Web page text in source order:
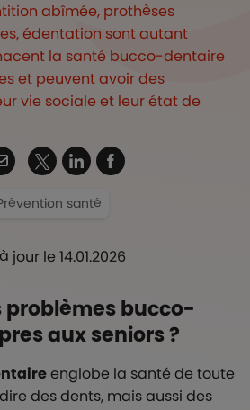
abîmée, prothèses
édentation sont autant
la santé bucco-dentaire
et peuvent avoir des
vie sociale et leur état de
jour le 14.01.2026
santé
Twitter
problèmes bucco-
aux seniors ?
englobe la santé de toute
des dents, mais aussi des